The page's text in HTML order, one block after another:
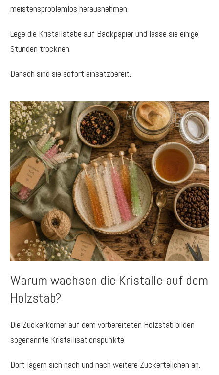
meistensproblemlos herausnehmen.
Lege die Kristallstäbe auf Backpapier und lasse sie einige
Stunden trocknen.
Danach sind sie sofort einsatzbereit.
Warum wachsen die Kristalle auf dem
Holzstab?
Die Zuckerkörner auf dem vorbereiteten Holzstab bilden
sogenannte Kristallisationspunkte.
Dort lagern sich nach und nach weitere Zuckerteilchen an.